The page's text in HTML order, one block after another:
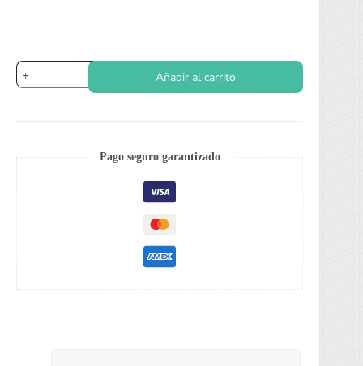
Nabo
Cuello
Añadir al carrito
Pago seguro garantizado